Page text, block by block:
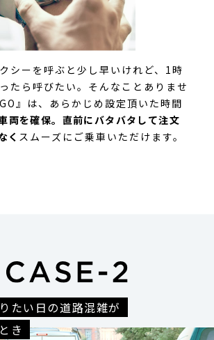
シーを呼ぶと少し早いけれど、1時
たら呼びたい。 そんなことありませ
』は、あらかじめ設定頂いた時間
両を確保。 直前にバタバタして注文
く スムーズにご乗車いただけます。
たい日の道路混雑が
き